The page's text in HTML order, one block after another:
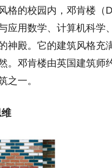
的校园内，邓肯楼（
用数学、计算机科学
神殿。它的建筑风格
。邓肯楼由英国建筑师
之一。